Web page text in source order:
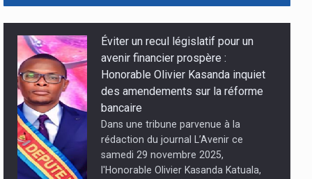
tata Raphaël
Discours à la nation du Chef de
l’Etat : Félix Tshisekedi appelle à la
résilience et résistance
Au cours d’un discours à la nation en
direct sur la chaine de télévision
nationale, RTNC, mercredi 29
janvier2025, le Chef de l’Etat Felix-
Antoine Tshisekedi a invité les
Congolais à faire p